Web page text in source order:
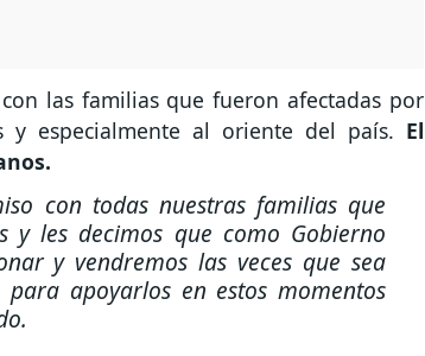
las familias que fueron afectadas por
especialmente al oriente del país. El
con todas nuestras familias que
y les decimos que como Gobierno
y vendremos las veces que sea
apoyarlos en estos momentos